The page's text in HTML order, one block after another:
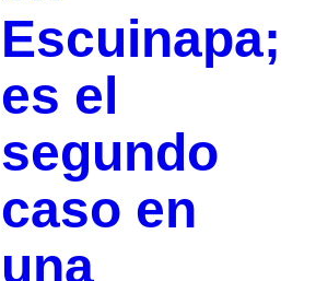
Escuinapa;
es el
segundo
caso en
una